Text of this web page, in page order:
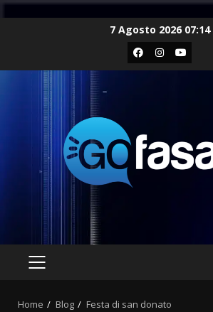
7 Agosto 2026 07:14
Facebook
Instagram
Youtube
PRIMARY
Home Blog Festa di san donato